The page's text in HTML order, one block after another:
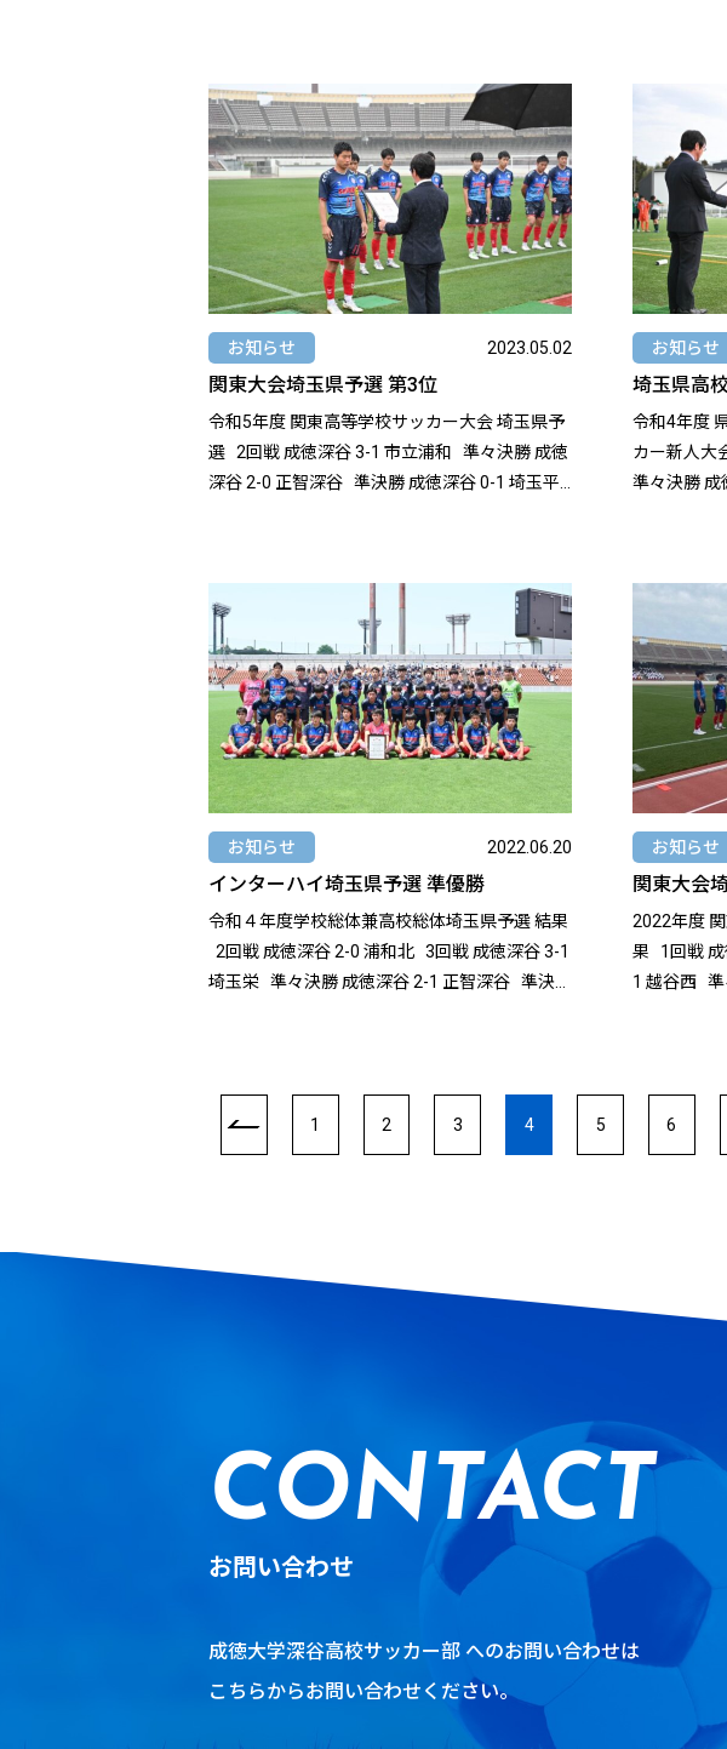
お知らせ 2023.05.02
関東大会埼玉県予選 第3位
令和5年度 関東高等学校サッカー大会 埼玉県予
選 2回戦 成徳深谷 3-1 市立浦和 準々決勝 成徳
深谷 2-0 正智深谷 準決勝 成徳深谷 0-1 埼玉平
お知らせ
埼玉県高
令和4年度
カー新人大会 1回戦 成徳深谷 2-0 市立
準々決勝 成徳深
お知らせ 2022.06.20
インターハイ埼玉県予選 準優勝
令和４年度学校総体兼高校総体埼玉県予選 結果
埼玉栄 準々決勝 成徳深谷 2-1 正智深谷 準決勝
お知らせ
関東大会
2022年度
果 1回戦 成徳深谷 6-0 所沢 2回戦 成徳深谷 6-
1 越谷西 準々決勝 成徳深谷 2-0 立教新座 準決
1 2 3 4 5 6
CONTACT
お問い合わせ
成徳大学深谷高校サッカー部 へのお問い合わせは
こちらからお問い合わせください。